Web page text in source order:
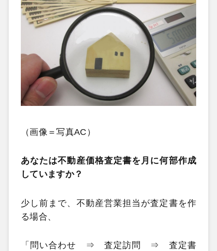
（画像＝写真AC）
あなたは不動産価格査定書を月に何部作成
していますか？
少し前まで、不動産営業担当が査定書を作
る場合、
「問い合わせ ⇒ 査定訪問 ⇒ 査定書